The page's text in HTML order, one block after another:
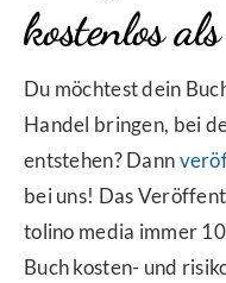
kostenlos
Du möchtest dein
Handel bringen, bei
entstehen? Dann
bei uns! Das
tolino media immer
Buch kosten- und